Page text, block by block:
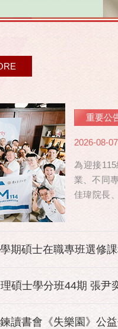
重要公
2026-08-07
為迎接
業、不同
佳瑋院長
期碩士在職專班選修
碩士學分班44期 張尹
讀書會《失樂園》公